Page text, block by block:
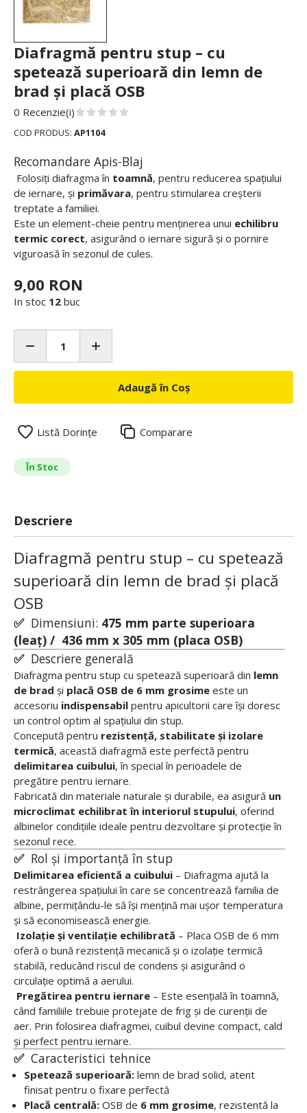
Diafragmă pentru stup – cu
spetează superioară din lemn de
brad și placă OSB
0 Recenzie(i)
COD PRODUS: AP1104
Recomandare Apis-Blaj
Folosiți diafragma în toamnă, pentru reducerea spațiului
de iernare, și primăvara, pentru stimularea creșterii
treptate a familiei.
Este un element-cheie pentru menținerea unui echilibru
termic corect, asigurând o iernare sigură și o pornire
viguroasă în sezonul de cules.
9,00 RON
In stoc 12 buc
Adaugă în Coș
Listă Dorințe Comparare
În Stoc
Descriere
Diafragmă pentru stup – cu spetează
superioară din lemn de brad și placă
OSB
✅Dimensiuni: 475 mm parte superioara
(leaț) / 436 mm x 305 mm (placa OSB)
✅Descriere generală
Diafragma pentru stup cu spetează superioară din lemn
de brad și placă OSB de 6 mm grosime este un
accesoriu indispensabil pentru apicultorii care își doresc
un control optim al spațiului din stup.
Concepută pentru rezistență, stabilitate și izolare
termică, această diafragmă este perfectă pentru
delimitarea cuibului, în special în perioadele de
pregătire pentru iernare.
Fabricată din materiale naturale și durabile, ea asigură un
microclimat echilibrat în interiorul stupului, oferind
albinelor condițiile ideale pentru dezvoltare și protecție în
sezonul rece.
✅Rol și importanță în stup
Delimitarea eficientă a cuibului – Diafragma ajută la
restrângerea spațiului în care se concentrează familia de
albine, permițându-le să își mențină mai ușor temperatura
și să economisească energie.
Izolație și ventilație echilibrată – Placa OSB de 6 mm
oferă o bună rezistență mecanică și o izolație termică
stabilă, reducând riscul de condens și asigurând o
circulație optimă a aerului.
Pregătirea pentru iernare – Este esențială în toamnă,
când familiile trebuie protejate de frig și de curenții de
aer. Prin folosirea diafragmei, cuibul devine compact, cald
și perfect pentru iernare.
✅Caracteristici tehnice
Spetează superioară: lemn de brad solid, atent
finisat pentru o fixare perfectă
Placă centrală: OSB de 6 mm grosime, rezistentă la